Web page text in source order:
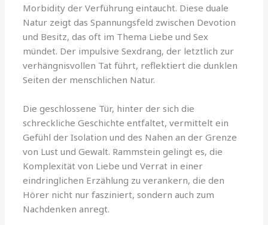
Morbidity der Verführung eintaucht. Diese duale
Natur zeigt das Spannungsfeld zwischen Devotion
und Besitz, das oft im Thema Liebe und Sex
mündet. Der impulsive Sexdrang, der letztlich zur
verhängnisvollen Tat führt, reflektiert die dunklen
Seiten der menschlichen Natur.
Die geschlossene Tür, hinter der sich die
schreckliche Geschichte entfaltet, vermittelt ein
Gefühl der Isolation und des Nahen an der Grenze
von Lust und Gewalt. Rammstein gelingt es, die
Komplexität von Liebe und Verrat in einer
eindringlichen Erzählung zu verankern, die den
Hörer nicht nur fasziniert, sondern auch zum
Nachdenken anregt.